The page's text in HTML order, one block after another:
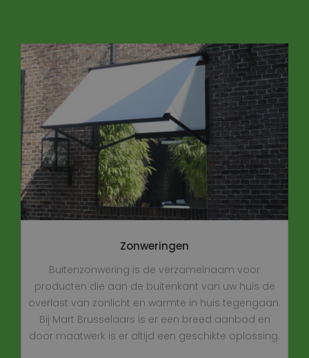
Zonweringen
Buitenzonwering is de verzamelnaam voor
producten die aan de buitenkant van uw huis de
overlast van zonlicht en warmte in huis tegengaan.
Bij Mart Brusselaars is er een breed aanbod en
door maatwerk is er altijd een geschikte oplossing.